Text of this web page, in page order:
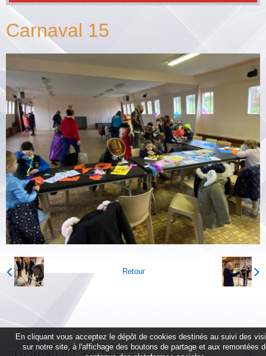
Carnaval 15
Retour
En cliquant vous acceptez le dépôt de cookies destinés au suivi des
sur notre site, à l'affichage des boutons de partage et aux remontées